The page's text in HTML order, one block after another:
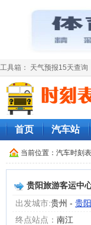
工具箱： 天气预报15天查询
首页 汽车站
当前位置： 汽车时刻表
贵阳旅游客运中
出发城市:贵州 - 贵阳
终点站点： 南江